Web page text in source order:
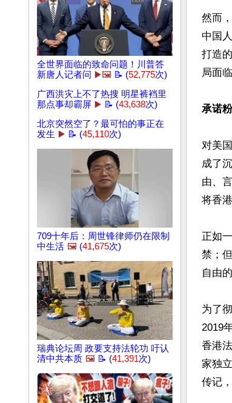
全世界面临的致命问题！川普答
新唐人记者问 ▶️🖼️ 📝 (52,775次)
广西洪灾上不了热搜 明星裤裆里
那点事却霸屏 ▶️ 📝 (43,638次)
北京突然空了？最可怕的事正在
发生 ▶️ 📝 (45,110次)
709十年后：周世锋律师仍在限制
中生活 🖼️ (41,675次)
瑞典论坛周 政要支持法轮功 吁认
清中共本质 🖼️ 📝 (41,391次)
然而
中国
打造
局面
承诺
对美
成了
由、
将香港
正如
禁；
自由
为了
2019
香港
家独
传记